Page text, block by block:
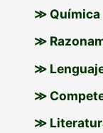
≫ Química
≫
≫
≫
≫